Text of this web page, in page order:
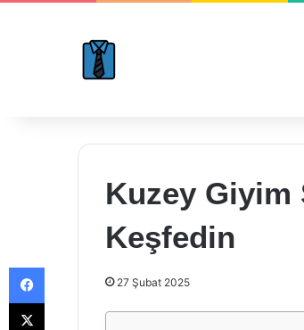
Kuzey Giyim
Keşfedin
27 Şubat 2025
Facebook
X